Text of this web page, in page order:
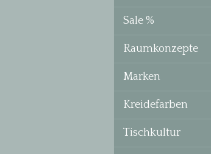
Sale %
Raumkonzepte
Marken
Kreidefarben
Tischkultur